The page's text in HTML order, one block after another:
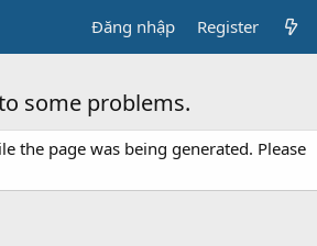
Đăng nhập Register
some problems.
the page was being generated. Please